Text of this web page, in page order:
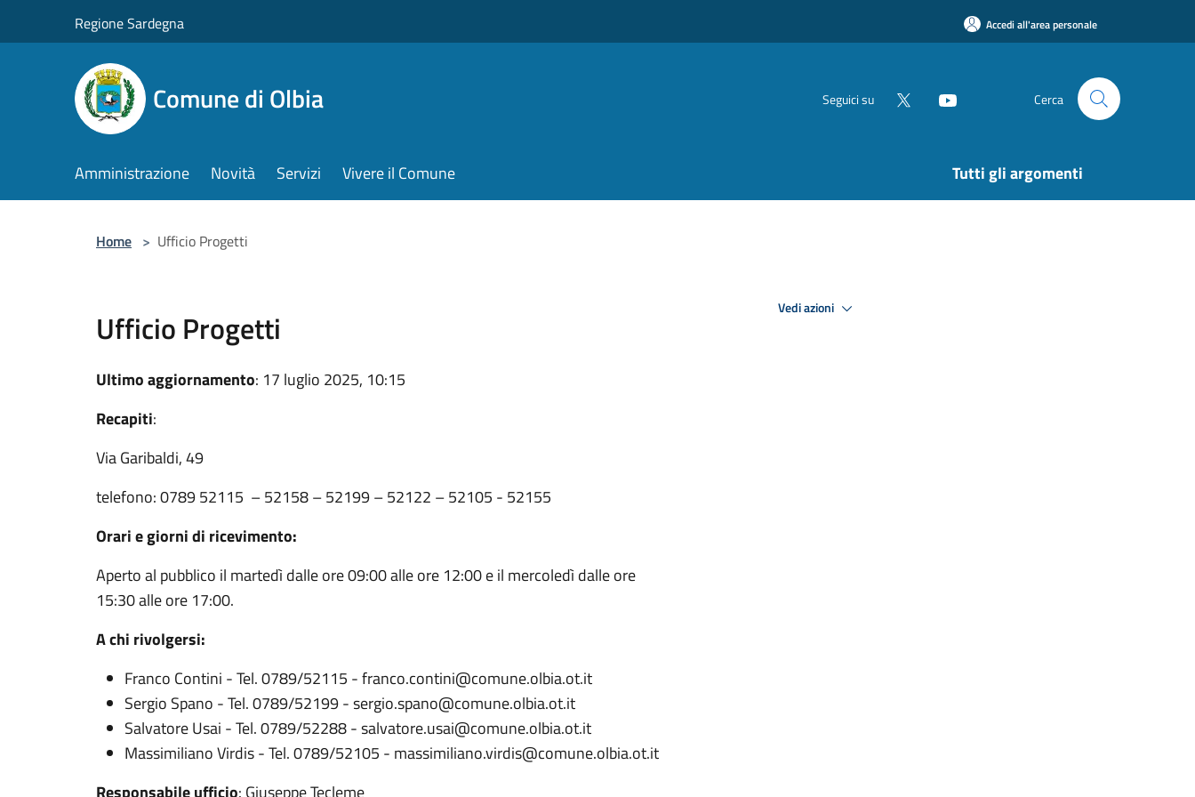
Regione Sardegna Accedi all'area personale
Comune di Olbia Seguici su Cerca
Amministrazione Novità Servizi Vivere il Comune Tutti gli argomenti
Home > Ufficio Progetti
Ufficio Progetti
Ultimo aggiornamento: 17 luglio 2025, 10:15
Recapiti:
Via Garibaldi, 49
telefono: 0789 52115 – 52158 – 52199 – 52122 – 52105 - 52155
Orari e giorni di ricevimento:
Aperto al pubblico il martedì dalle ore 09:00 alle ore 12:00 e il mercoledì dalle ore
15:30 alle ore 17:00.
A chi rivolgersi:
Franco Contini - Tel. 0789/52115 - franco.contini@comune.olbia.ot.it
Sergio Spano - Tel. 0789/52199 - sergio.spano@comune.olbia.ot.it
Salvatore Usai - Tel. 0789/52288 - salvatore.usai@comune.olbia.ot.it
Massimiliano Virdis - Tel. 0789/52105 - massimiliano.virdis@comune.olbia.ot.it
Responsabile ufficio: Giuseppe Tecleme
Vedi azioni